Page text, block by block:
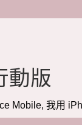
動版
Mobile, 我用